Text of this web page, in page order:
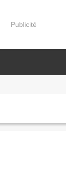
Publicité